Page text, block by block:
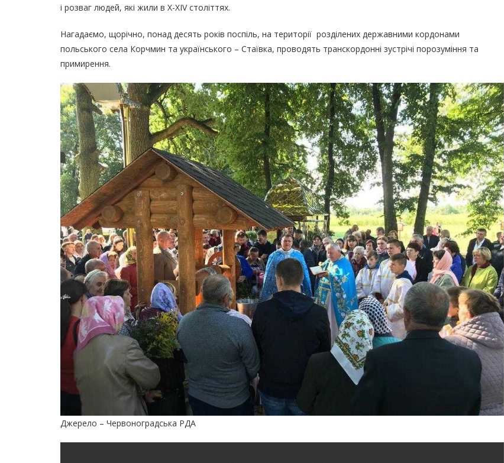
і розваг людей, які жили в Х-XIV століттях.
Нагадаємо, щорічно, понад десять років поспіль, на території розділених державними кордонами
польського села Корчмин та українського – Стаївка, проводять транскордонні зустрічі порозуміння та
примирення.
Джерело – Червоноградська РДА